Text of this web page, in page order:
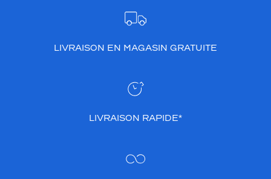
LIVRAISON EN MAGASIN GRATUITE
LIVRAISON RAPIDE*